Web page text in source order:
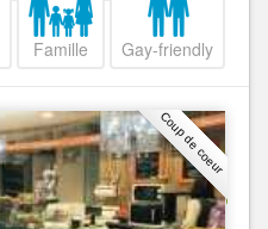
Famille Gay-friendly
Coup de coeur